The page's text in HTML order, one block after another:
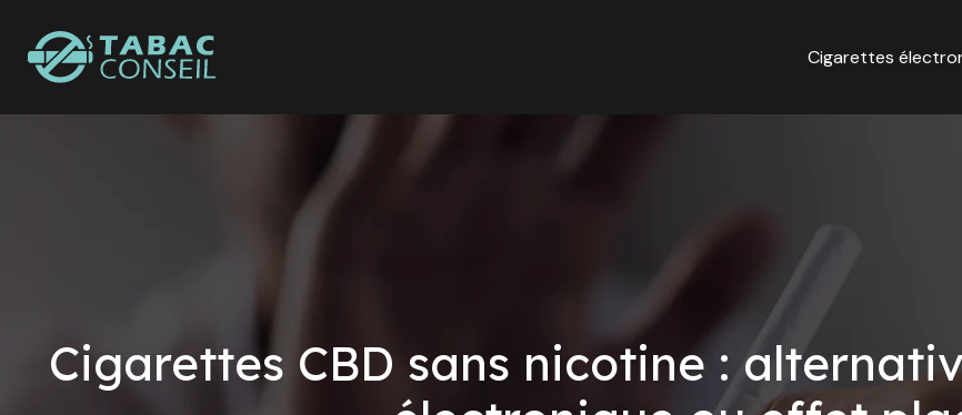
Cigarettes
Cigarettes CBD sans nicotine :